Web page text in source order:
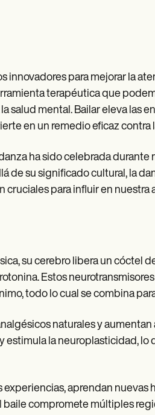
para mejorar la
terapéutica que
mental. Bailar eleva las
en un remedio eficaz
ha sido celebrada
de su significado cultural, la
para influir en
su cerebro libera un cóctel
Estos
todo lo cual se combina
naturales y aumentan
estimula la neuroplasticidad,
aprendan nuevas
compromete múltiples